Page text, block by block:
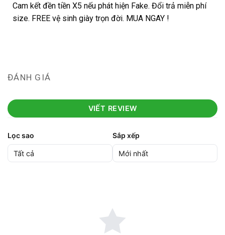
Cam kết đền tiền X5 nếu phát hiện Fake. Đổi trả miễn phí
size. FREE vệ sinh giày trọn đời. MUA NGAY !
ĐÁNH GIÁ
VIẾT REVIEW
Lọc sao Sắp xếp